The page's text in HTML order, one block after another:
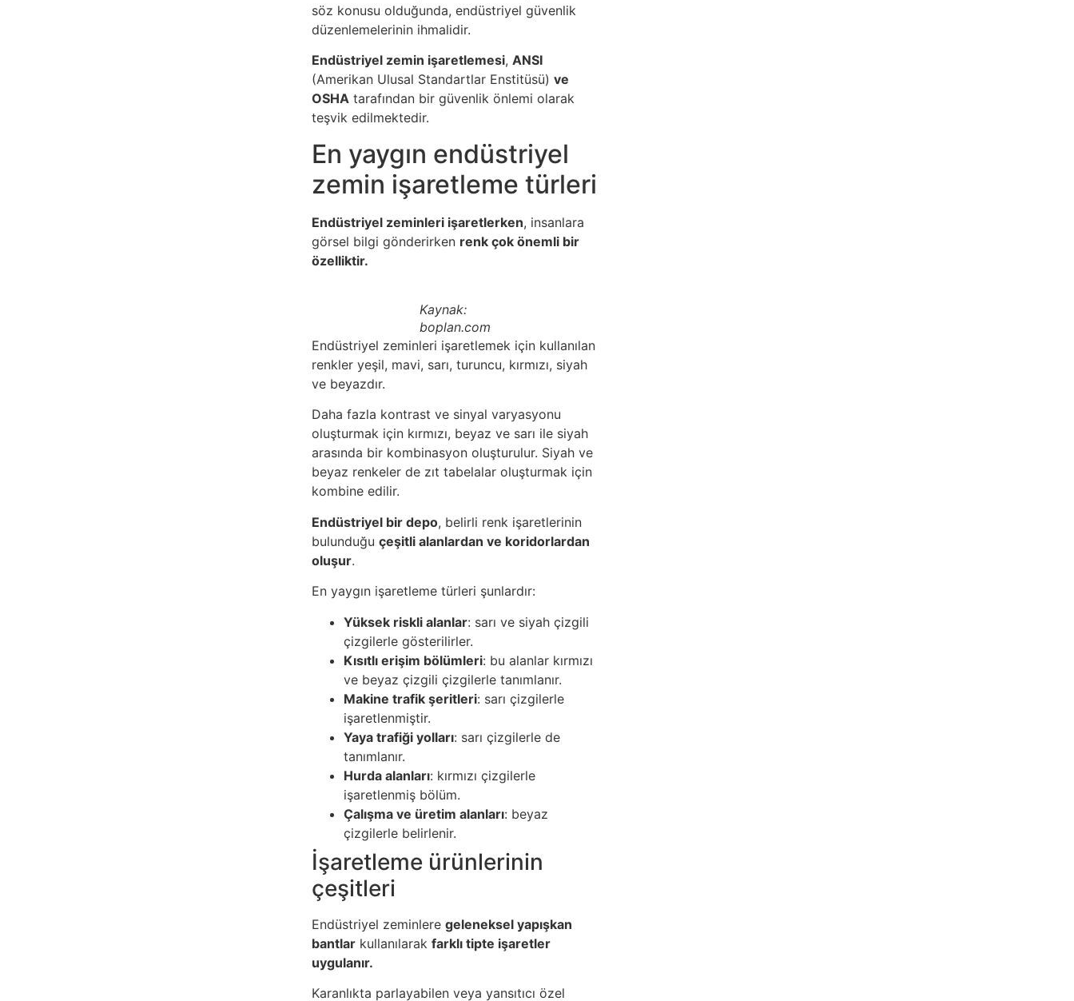
söz konusu olduğunda, endüstriyel güvenlik
düzenlemelerinin ihmalidir.
Endüstriyel zemin işaretlemesi, ANSI
(Amerikan Ulusal Standartlar Enstitüsü) ve
OSHAtarafından bir güvenlik önlemi olarak
teşvik edilmektedir.
En yaygın endüstriyel
zemin işaretleme türleri
Endüstriyel zeminleri işaretlerken, insanlara
görsel bilgi gönderirken renk çok önemli bir
özelliktir.
Kaynak:
boplan.com
Endüstriyel zeminleri işaretlemek için kullanılan
renkler yeşil, mavi, sarı, turuncu, kırmızı, siyah
ve beyazdır.
Daha fazla kontrast ve sinyal varyasyonu
oluşturmak için kırmızı, beyaz ve sarı ile siyah
arasında bir kombinasyon oluşturulur. Siyah ve
beyaz renkeler de zıt tabelalar oluşturmak için
kombine edilir.
Endüstriyel bir depo, belirli renk işaretlerinin
bulunduğu çeşitli alanlardan ve koridorlardan
oluşur.
En yaygın işaretleme türleri şunlardır:
Yüksek riskli alanlar: sarı ve siyah çizgili
çizgilerle gösterilirler.
Kısıtlı erişim bölümleri: bu alanlar kırmızı
ve beyaz çizgili çizgilerle tanımlanır.
Makine trafik şeritleri: sarı çizgilerle
işaretlenmiştir.
Yaya trafiği yolları: sarı çizgilerle de
tanımlanır.
Hurda alanları: kırmızı çizgilerle
işaretlenmiş bölüm.
Çalışma ve üretim alanları: beyaz
çizgilerle belirlenir.
İşaretleme ürünlerinin
çeşitleri
Endüstriyel zeminlere geleneksel yapışkan
bantlarkullanılarak farklı tipte işaretler
uygulanır.
Karanlıkta parlayabilen veya yansıtıcı özel